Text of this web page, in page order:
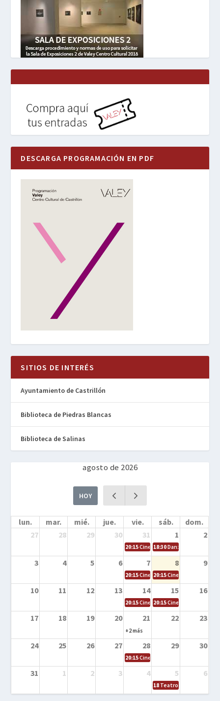
DESCARGA PROGRAMACIÓN EN PDF
SITIOS DE INTERÉS
Ayuntamiento de Castrillón
Biblioteca de Piedras Blancas
Biblioteca de Salinas
agosto de 2026
HOY
lun. mar. mié. jue. vie. sáb.
dom.
27
28 29 30 31 1 2
20:15Cine en la calle – Cómo
18:30Danza – Cita en el
3 4 5 6 7 8 9
20:15Cine en la calle – El niño y la
20:15Cine en la calle –
10 11 12 13 14 15 16
20:15Cine en la calle – Tortugas
20:15Cine en la calle –
17 18 19 20 21 22 23
+2 más
24 25 26 27 28 29 30
20:15Cine en el calle – Tintín y el
31 1 2 3 4 5 6
18 Teatro – Tres